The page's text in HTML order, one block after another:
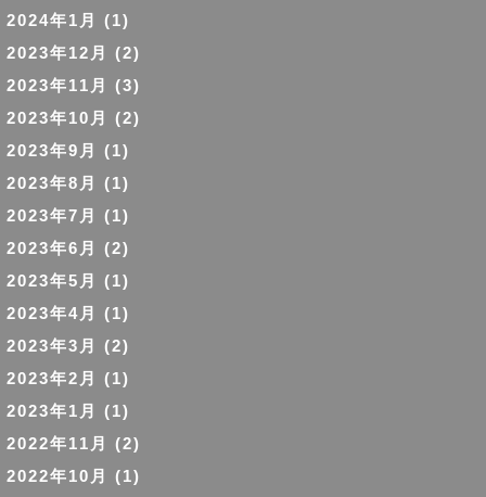
2024年1月
(1)
2023年12月
(2)
2023年11月
(3)
2023年10月
(2)
2023年9月
(1)
2023年8月
(1)
2023年7月
(1)
2023年6月
(2)
2023年5月
(1)
2023年4月
(1)
2023年3月
(2)
2023年2月
(1)
2023年1月
(1)
2022年11月
(2)
2022年10月
(1)